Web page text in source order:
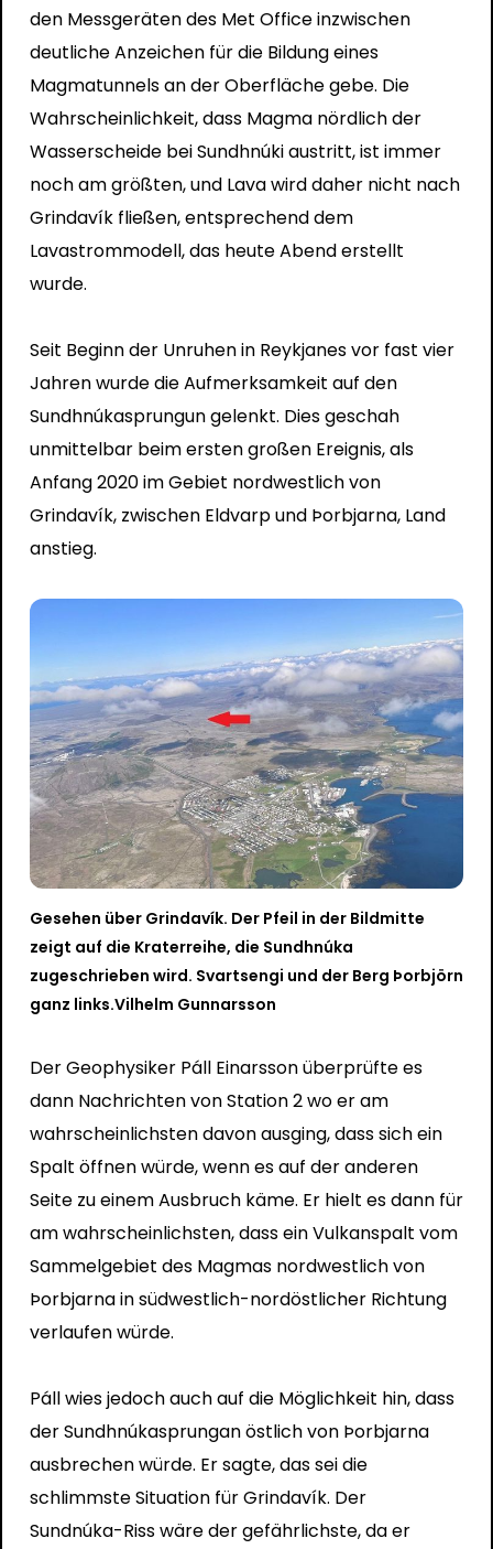
den Messgeräten des Met Office inzwischen
deutliche Anzeichen für die Bildung eines
Magmatunnels an der Oberfläche gebe. Die
Wahrscheinlichkeit, dass Magma nördlich der
Wasserscheide bei Sundhnúki austritt, ist immer
noch am größten, und Lava wird daher nicht nach
Grindavík fließen, entsprechend dem
Lavastrommodell, das heute Abend erstellt
wurde.
Seit Beginn der Unruhen in Reykjanes vor fast vier
Jahren wurde die Aufmerksamkeit auf den
Sundhnúkasprungun gelenkt. Dies geschah
unmittelbar beim ersten großen Ereignis, als
Anfang 2020 im Gebiet nordwestlich von
Grindavík, zwischen Eldvarp und Þorbjarna, Land
anstieg.
Gesehen über Grindavík. Der Pfeil in der Bildmitte
zeigt auf die Kraterreihe, die Sundhnúka
zugeschrieben wird. Svartsengi und der Berg Þorbjörn
ganz links.Vilhelm Gunnarsson
Der Geophysiker Páll Einarsson überprüfte es
dann Nachrichten von Station 2wo er am
wahrscheinlichsten davon ausging, dass sich ein
Spalt öffnen würde, wenn es auf der anderen
Seite zu einem Ausbruch käme. Er hielt es dann für
am wahrscheinlichsten, dass ein Vulkanspalt vom
Sammelgebiet des Magmas nordwestlich von
Þorbjarna in südwestlich-nordöstlicher Richtung
verlaufen würde.
Páll wies jedoch auch auf die Möglichkeit hin, dass
der Sundhnúkasprungan östlich von Þorbjarna
ausbrechen würde. Er sagte, das sei die
schlimmste Situation für Grindavík. Der
Sundnúka-Riss wäre der gefährlichste, da er